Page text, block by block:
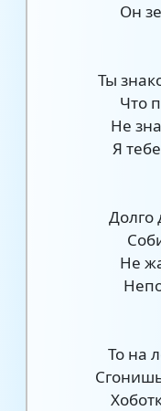
Он
Ты
Что
Не
Я
Долго
Не
То на